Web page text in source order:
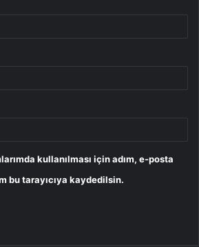
kullanılması için adım, e-posta
bu tarayıcıya kaydedilsin.